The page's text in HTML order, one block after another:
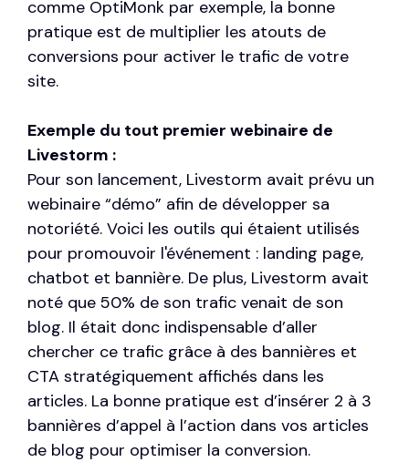
comme OptiMonk par exemple, la bonne
pratique est de multiplier les atouts de
conversions pour activer le trafic de votre
site.
Exemple du tout premier webinaire de
Livestorm :
Pour son lancement, Livestorm avait prévu un
webinaire “démo” afin de développer sa
notoriété. Voici les outils qui étaient utilisés
pour promouvoir l'événement : landing page,
chatbot et bannière. De plus, Livestorm avait
noté que 50% de son trafic venait de son
blog. Il était donc indispensable d’aller
chercher ce trafic grâce à des bannières et
CTA stratégiquement affichés dans les
articles. La bonne pratique est d’insérer 2 à 3
bannières d’appel à l’action dans vos articles
de blog pour optimiser la conversion.